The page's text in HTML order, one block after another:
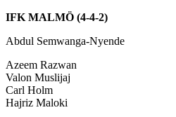
IFK MALMÖ (4-4-2)
Abdul Semwanga-Nyende
Azeem Razwan
Valon Muslijaj
Carl Holm
Hajriz Maloki